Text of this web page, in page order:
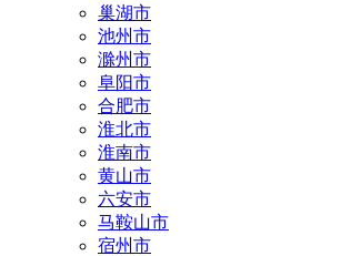
巢湖市
池州市
滁州市
阜阳市
合肥市
淮北市
淮南市
黄山市
六安市
马鞍山市
宿州市